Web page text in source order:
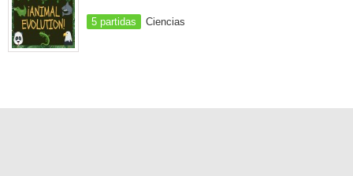
5 partidas Ciencias